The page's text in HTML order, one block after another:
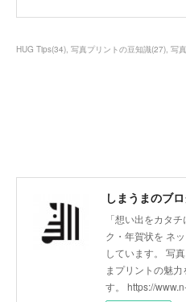
HUG Tips(34) 写真プリントの豆知識(27) 写
しまうまのブ
「想い出をカタ
ク・年賀状を ネ
しています。 写
まプリントの魅
す。 https://